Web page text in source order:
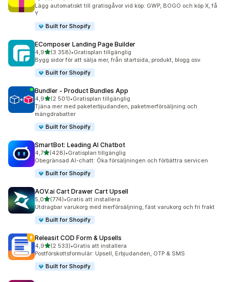
Lägg automatiskt till gratisgåvor vid köp: GWP, BOGO och köp X, få
Y
Built for Shopify
EComposer Landing Page Builder
4,9av 5 stjärnor
(3 358)
3358 recensioner totalt
•Gratisplan tillgänglig
Bygg sidor för att sälja mer, från startsida, produkt, blogg osv.
Built for Shopify
Bundler ‑ Product Bundles App
4,9av 5 stjärnor
(2 501)
2501 recensioner totalt
•Gratisplan tillgänglig
Tjäna mer med paketerbjudanden, paketmerförsäljning och
mängdrabatter
Built for Shopify
SmartBot: Leading AI Chatbot
4,7av 5 stjärnor
(428)
428 recensioner totalt
•Gratisplan tillgänglig
Obegränsad AI-chatt: Öka försäljningen och förbättra servicen
Built for Shopify
AOV.ai Cart Drawer Cart Upsell
5,0av 5 stjärnor
(774)
774 recensioner totalt
•Gratis att installera
Utdragbar varukorg med merförsäljning, fäst varukorg och fri frakt
Built for Shopify
Releasit COD Form & Upsells
4,9av 5 stjärnor
(2 533)
2533 recensioner totalt
•Gratis att installera
Postförskottsformulär: Upsell, Erbjudanden, OTP & SMS
Built for Shopify